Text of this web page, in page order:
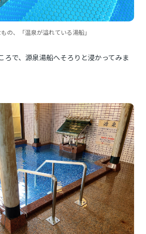
の、「温泉が溢れている湯船」
ろで、源泉湯船へそろりと浸かってみま